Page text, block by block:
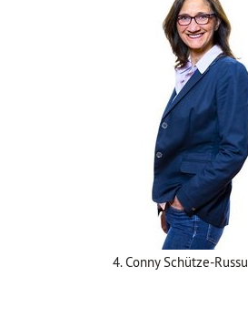
4. Conny Schütze-Russu